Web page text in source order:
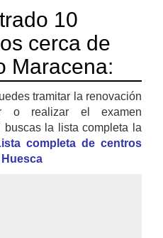
10
cerca de
Maracena:
tramitar la renovación
o realizar el examen
buscas la lista completa la
completa de centros